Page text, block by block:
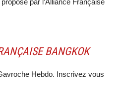
par l’Alliance Française
BANGKOK
Hebdo. Inscrivez vous